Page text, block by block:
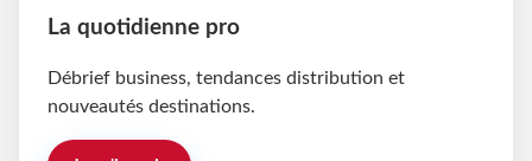
La quotidienne pro
Débrief business, tendances distribution et
nouveautés destinations.